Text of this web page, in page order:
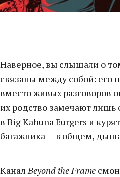
Наверное, вы слышали о
связаны между собой: его
вместо живых разговоров
их родство замечают лишь
в Big Kahuna Burgers и
багажника — в общем,
КаналBeyond the Frame